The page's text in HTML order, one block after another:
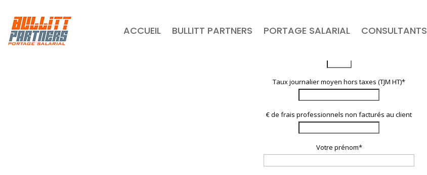
ACCUEIL BULLITT PARTNERS PORTAGE SALARIAL CONSULTANTS
Taux journalier moyen hors taxes (TJM HT)*
€ de frais professionnels non facturés au client
Votre prénom*